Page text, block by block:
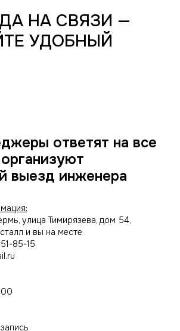
НА СВЯЗИ —
УДОБНЫЙ
ответят на все
выезд инженера
улица Тимирязева, дом 54,
и вы на месте
85-15